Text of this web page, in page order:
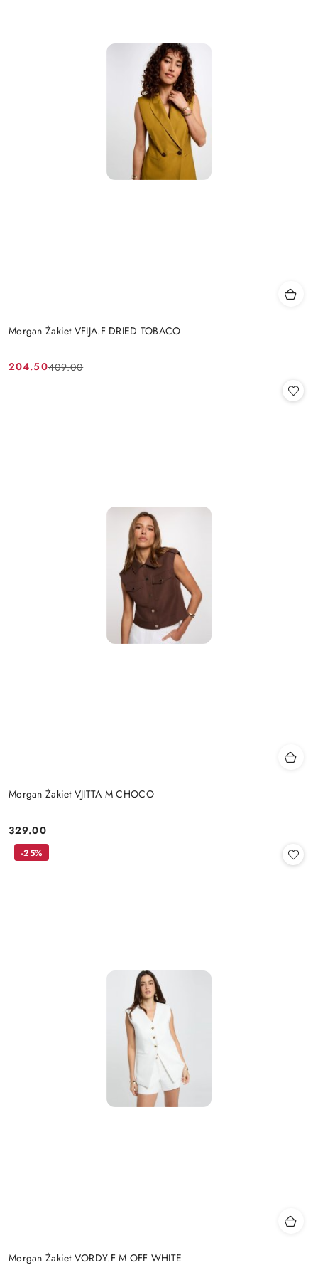
Morgan Żakiet VFIJA.F DRIED TOBACO
Cena
204.50
Cena
409.00
Morgan Żakiet VJITTA M CHOCO
Cena:
329.00
Morgan Żakiet VORDY.F M OFF WHITE
-25%